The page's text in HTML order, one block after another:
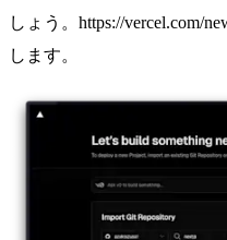
しょう。 https://vercel.com/
します。